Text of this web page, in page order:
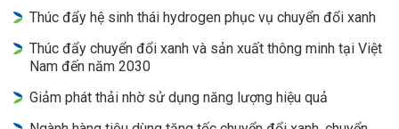
Thúc đẩy hệ sinh thái hydrogen phục vụ chuyển đổi xanh
Thúc đẩy chuyển đổi xanh và sản xuất thông minh tại Việt
Nam đến năm 2030
Giảm phát thải nhờ sử dụng năng lượng hiệu quả